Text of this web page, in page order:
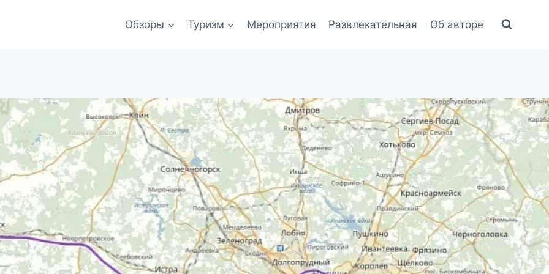
Обзоры Туризм Мероприятия Развлекательная Об авторе